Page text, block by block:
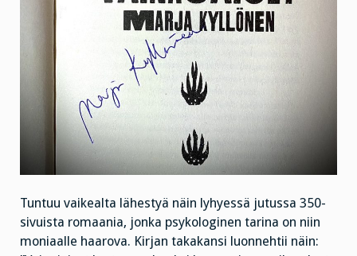
Tuntuu vaikealta lähestyä näin lyhyessä jutussa 350-
sivuista romaania, jonka psykologinen tarina on niin
moniaalle haarova. Kirjan takakansi luonnehtii näin: